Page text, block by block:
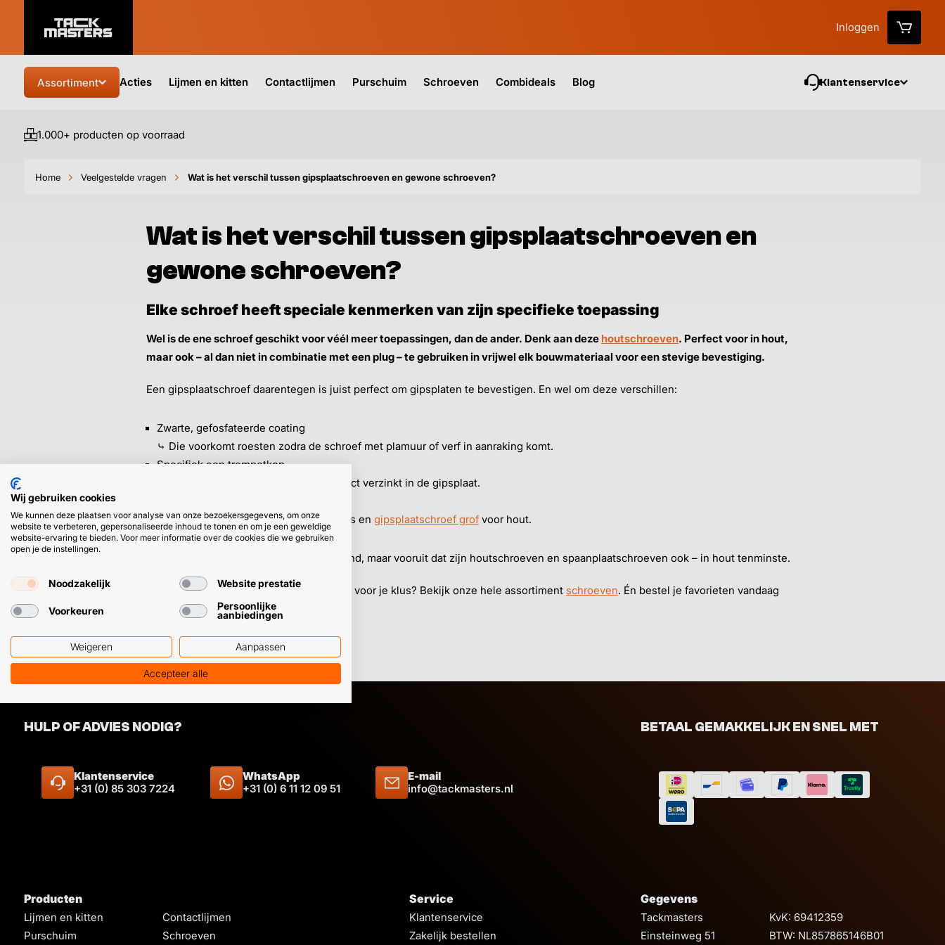
Inloggen
Assortiment Acties Lijmen en kitten Contactlijmen Purschuim Schroeven Combideals Blog Klantenservice
1.000+ producten op voorraad
Home Veelgestelde vragen Wat is het verschil tussen gipsplaatschroeven en gewone schroeven?
Wat is het verschil tussen gipsplaatschroeven en
gewone schroeven?
Elke schroef heeft speciale kenmerken van zijn specifieke toepassing
Wel is de ene schroef geschikt voor véél meer toepassingen, dan de ander. Denk aan deze houtschroeven. Perfect voor in hout,
maar ook – al dan niet in combinatie met een plug – te gebruiken in vrijwel elk bouwmateriaal voor een stevige bevestiging.
Een gipsplaatschroef daarentegen is juist perfect om gipsplaten te bevestigen. En wel om deze verschillen:
Zwarte, gefosfateerde coating
⤷ Die voorkomt roesten zodra de schroef met plamuur of verf in aanraking komt.
Specifiek een trompetkop
⤷ Zodat het kopje van de schroef perfect verzinkt in de gipsplaat.
⤷Gipsplaatschroef fijnvoor metal studs en gipsplaatschroef grofvoor hout.
Tenslotte is de gipsplaatschroef zelfborend, maar vooruit dat zijn houtschroeven en spaanplaatschroeven ook – in hout tenminste.
Gebruikmaken van de beste schroeven voor je klus? Bekijk onze hele assortiment schroeven. Én bestel je favorieten vandaag
nog goedkoop online.
HULP OF ADVIES NODIG?
Klantenservice
+31 (0) 85 303 7224
WhatsApp
+31 (0) 6 11 12 09 51
E-mail
info@tackmasters.nl
BETAAL GEMAKKELIJK EN SNEL MET
Producten
Lijmen en kitten
Contactlijmen
Purschuim
Schroeven
Service
Klantenservice
Zakelijk bestellen
Gegevens
Tackmasters
Einsteinweg 51
KvK: 69412359
BTW: NL857865146B01
Wij gebruiken cookies
We kunnen deze plaatsen voor analyse van onze bezoekersgegevens, om onze
website te verbeteren, gepersonaliseerde inhoud te tonen en om je een geweldige
website-ervaring te bieden. Voor meer informatie over de cookies die we gebruiken
open je de instellingen.
Noodzakelijk Website prestatie
Voorkeuren
Persoonlijke
aanbiedingen
Weigeren Aanpassen
Accepteer alle